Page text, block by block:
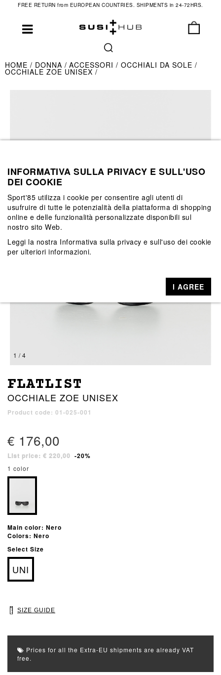
FREE RETURN from EUROPEAN COUNTRIES. SHIPMENTS in 24-72HRS.
HOME DONNA ACCESSORI OCCHIALI DA SOLE
OCCHIALE ZOE UNISEX
1 / 4
FLATLIST
OCCHIALE ZOE UNISEX
Product code: 01-025-001
€ 176,00
List price: € 220,00 -20%
1 color
Main color: Nero
Colors: Nero
Select Size
UNI
SIZE GUIDE
Prices for all the Extra-EU shipments are already VAT
free.
INFORMATIVA SULLA PRIVACY E SULL'USO
DEI COOKIE
Sport'85 utilizza i cookie per consentire agli utenti di
usufruire di tutte le potenzialità della piattaforma di shopping
online e delle funzionalità personalizzate disponibili sul
nostro sito Web.
Leggi la nostra Informativa sulla privacy e sull'uso dei cookie
per ulteriori informazioni.
I AGREE